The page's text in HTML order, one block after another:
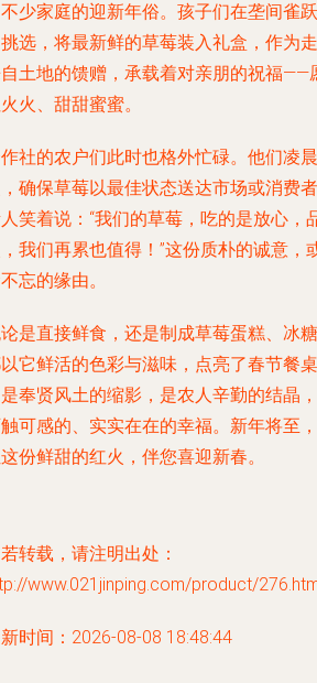
少家庭的迎新年俗。孩子们在垄间雀
选，将最新鲜的草莓装入礼盒，作为
土地的馈赠，承载着对亲朋的祝福——
火、甜甜蜜蜜。
社的农户们此时也格外忙碌。他们凌
确保草莓以最佳状态送达市场或消费
笑着说：“我们的草莓，吃的是放心，
我们再累也值得！”这份质朴的诚意，
忘的缘由。
是直接鲜食，还是制成草莓蛋糕、冰
它鲜活的色彩与滋味，点亮了春节餐
奉贤风土的缩影，是农人辛勤的结晶
可感的、实实在在的幸福。新年将至
份鲜甜的红火，伴您喜迎新春。
转载，请注明出处：
www.021jinping.com/product/
时间：2026-08-08 18:48:44